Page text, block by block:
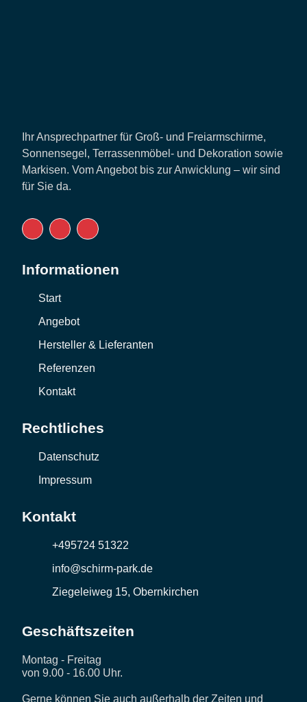
Ihr Ansprechpartner für Groß- und Freiarmschirme,
Sonnensegel, Terrassenmöbel- und Dekoration sowie
Markisen. Vom Angebot bis zur Anwicklung – wir sind
für Sie da.
Informationen
Start
Angebot
Hersteller & Lieferanten
Referenzen
Kontakt
Rechtliches
Datenschutz
Impressum
Kontakt
+495724 51322
info@schirm-park.de
Ziegeleiweg 15, Obernkirchen
Geschäftszeiten
Montag - Freitag
von 9.00 - 16.00 Uhr.
Gerne können Sie auch außerhalb der Zeiten und